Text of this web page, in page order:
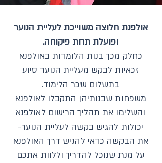
אולפנת חלוצה משוייכת לעליית הנוער
ופועלת תחת פיקוחה.
כחלק מכך בנות הלומדות באולפנא
זכאיות לבקש מעליית הנוער סיוע
בתשלום שכר הלימוד.
משפחות שבנותיהן התקבלו לאולפנא
והשלימו את תהליך הרישום לאולפנא
יכולות להגיש בקשה לעליית הנוער-
את הבקשה כדאי להגיש דרך האולפנא
על מנת שנוכל להדריך וללוות אתכם